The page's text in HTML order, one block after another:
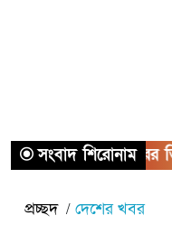
সংবাদ শিরোনাম
সাভারের তিনটি
প্রচ্ছদ দেশের খবর